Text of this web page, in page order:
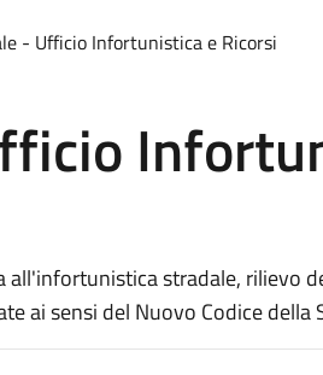
- Ufficio Infortunistica e Ricorsi
stradale, rilievo
ai sensi del Nuovo Codice della